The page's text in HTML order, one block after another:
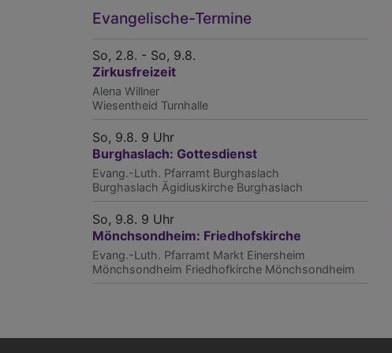
Evangelische-Termine
So, 2.8. - So, 9.8.
Zirkusfreizeit
Alena Willner
Wiesentheid Turnhalle
So, 9.8. 9 Uhr
Burghaslach: Gottesdienst
Evang.-Luth. Pfarramt Burghaslach
Burghaslach Ägidiuskirche Burghaslach
So, 9.8. 9 Uhr
Mönchsondheim: Friedhofskirche
Evang.-Luth. Pfarramt Markt Einersheim
Mönchsondheim Friedhofkirche Mönchsondheim